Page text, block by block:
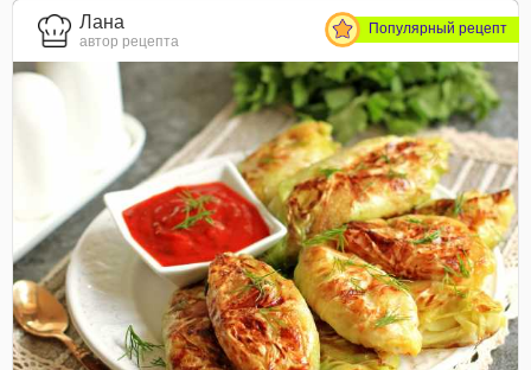
Лана
автор рецепта
Популярный рецепт